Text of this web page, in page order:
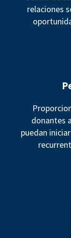
relaciones
donantes
puedan